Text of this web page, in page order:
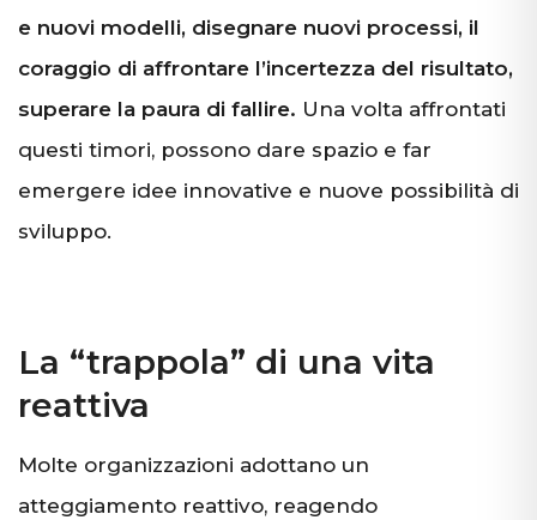
e nuovi modelli, disegnare nuovi processi, il
coraggio di affrontare l’incertezza del risultato,
superare la paura di fallire. Una volta affrontati
questi timori, possono dare spazio e far
emergere idee innovative e nuove possibilità di
sviluppo.
La “trappola” di una vita
reattiva
Molte organizzazioni adottano un
atteggiamento reattivo, reagendo